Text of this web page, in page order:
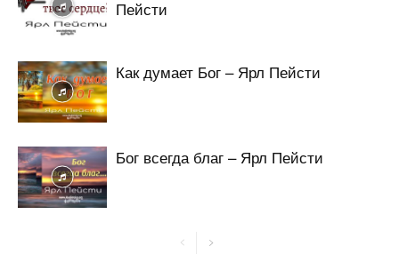
Пейсти
Как думает Бог – Ярл Пейсти
Бог всегда благ – Ярл Пейсти